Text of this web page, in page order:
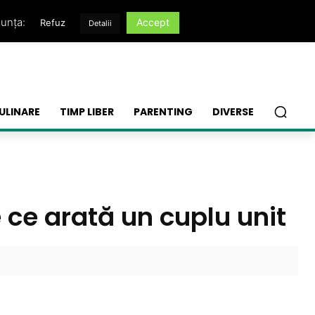
TIMP LIBER PARENTING DIVERSE
arată un cuplu unit
Refuz Detalii Accept